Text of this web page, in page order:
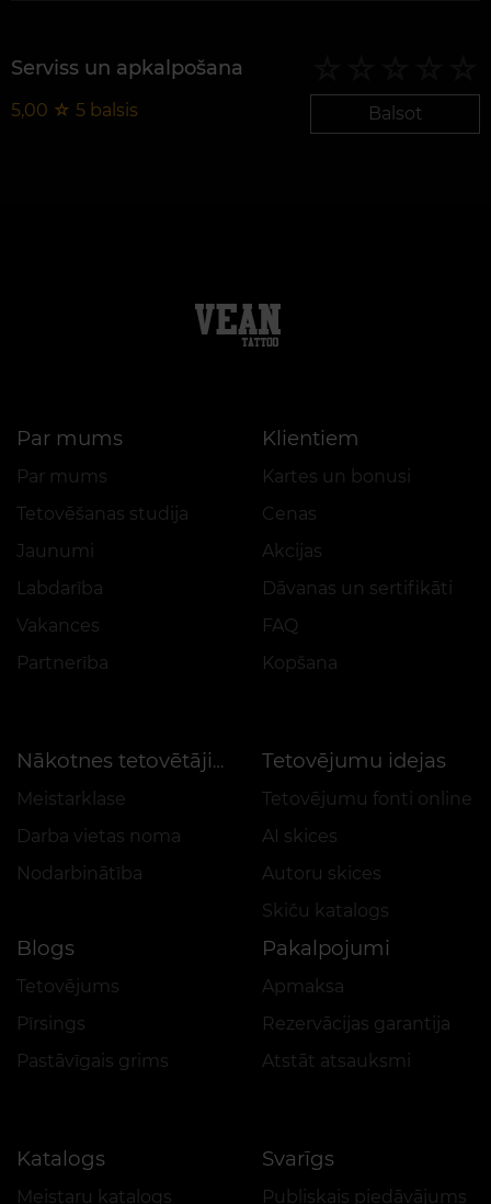
Serviss un apkalpošana
5,00 ☆ 5 balsis Balsot
Par mums
Par mums
Tetovēšanas studija
Jaunumi
Labdarība
Vakances
Partnerība
Klientiem
Kartes un bonusi
Cenas
Akcijas
Dāvanas un sertifikāti
FAQ
Kopšana
Nākotnes tetovētājiem
Meistarklase
Darba vietas noma
Nodarbinātība
Tetovējumu idejas
Tetovējumu fonti online
AI skices
Autoru skices
Skiču katalogs
Blogs
Tetovējums
Pīrsings
Pastāvīgais grims
Pakalpojumi
Apmaksa
Rezervācijas garantija
Atstāt atsauksmi
Katalogs
Meistaru katalogs
Svarīgs
Publiskais piedāvājums